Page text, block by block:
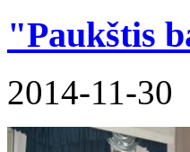
"Paukštis
2014-11-30